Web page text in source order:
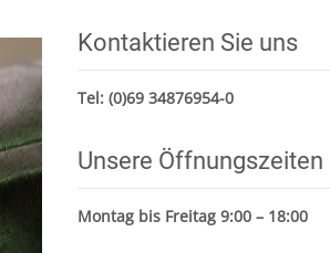
Kontaktieren Sie uns
Tel: (0)69 34876954-0
Unsere Öffnungszeiten
Montag bis Freitag 9:00 – 18:00